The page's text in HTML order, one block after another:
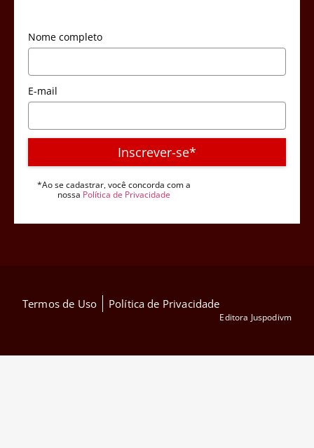
Nome completo
E-mail
Inscrever-se*
*Ao se cadastrar, você concorda com a
nossa Política de Privacidade
Termos de Uso Política de Privacidade
Editora Juspodivm